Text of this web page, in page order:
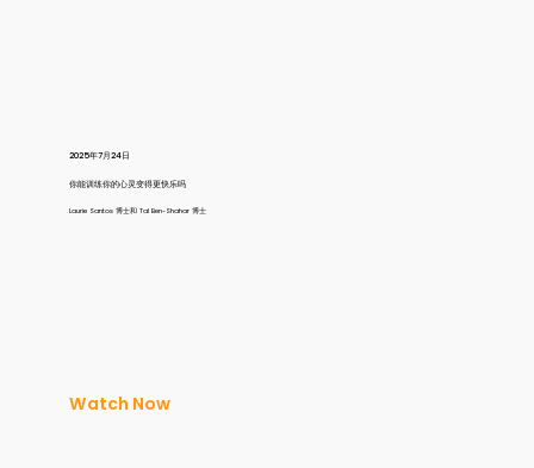
2025年7月24日
你能训练你的心灵变得更快乐吗
Laurie Santos 博士和 Tal Ben-Shahar 博士
Watch Now